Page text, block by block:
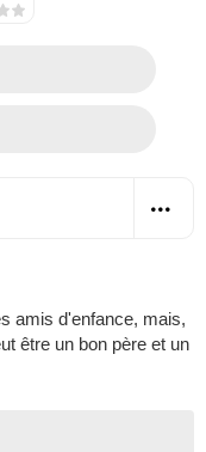
amis d'enfance, mais,
être un bon père et un